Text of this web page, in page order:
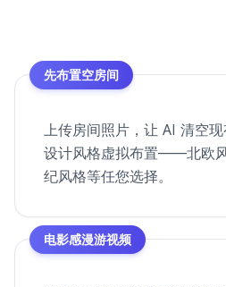
先布置空房间
上传房间照片，让 AI 清空
设计风格虚拟布置——北欧
纪风格等任您选择。
电影感漫游视频